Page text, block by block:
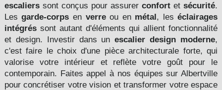
escalierssont conçus pour assurerconfortetsécurité.
Lesgarde-corps en verreou en métal, leséclairages
intégréssont autant d'éléments qui allient fonctionnalité
et design. Investir dans unescalier design moderne,
c'est faire le choix d'une pièce architecturale forte, qui
valorise votre intérieur et reflète votre goût pour le
contemporain. Faites appel à nos équipes sur Albertville
pour concrétiser votre vision et transformer votre espace